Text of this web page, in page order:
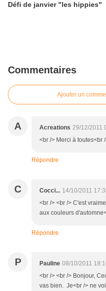
Défi de janvier "les hippies"
Commentaires
Ajouter un
A Acreations 29/12/2011
<br /> Merci à toutes<br
Répondre
C Cocci... 14/10/2011
<br /> <br /> C'est
aux couleurs
Répondre
P Pauline 08/10/2011
<br /> <br /> Bonjour,
vas bien. Je<br /> ne